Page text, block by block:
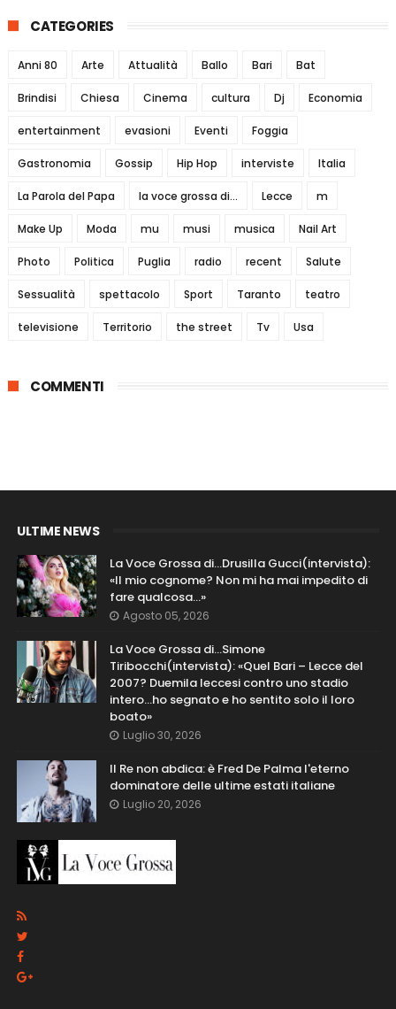
CATEGORIES
Anni 80 Arte Attualità Ballo Bari Bat
Brindisi Chiesa Cinema cultura Dj Economia
entertainment evasioni Eventi Foggia
Gastronomia Gossip Hip Hop interviste Italia
La Parola del Papa la voce grossa di... Lecce m
Make Up Moda mu musi musica Nail Art
Photo Politica Puglia radio recent Salute
Sessualità spettacolo Sport Taranto teatro
televisione Territorio the street Tv Usa
COMMENTI
ULTIME NEWS
La Voce Grossa di…Drusilla Gucci(intervista):
«Il mio cognome? Non mi ha mai impedito di
fare qualcosa…»
Agosto 05, 2026
La Voce Grossa di…Simone
Tiribocchi(intervista): «Quel Bari – Lecce del
2007? Duemila leccesi contro uno stadio
intero...ho segnato e ho sentito solo il loro
boato»
Luglio 30, 2026
Il Re non abdica: è Fred De Palma l'eterno
dominatore delle ultime estati italiane
Luglio 20, 2026